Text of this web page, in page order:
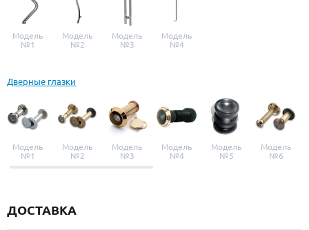
Модель
№1
Модель
№2
Модель
№3
Модель
№4
Дверные глазки
Модель
№1
Модель
№2
Модель
№3
Модель
№4
Модель
№5
Модель
№6
ДОСТАВКА